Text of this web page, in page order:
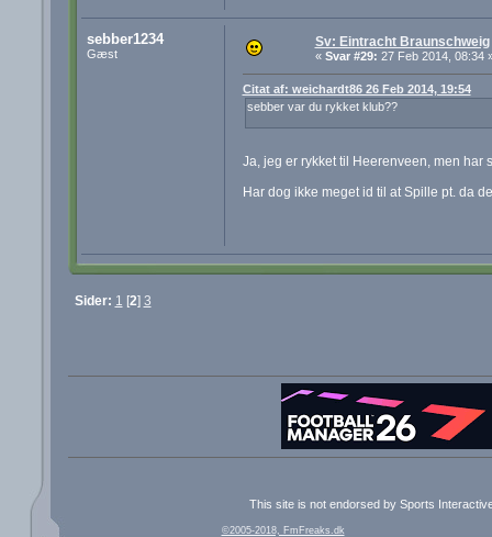
sebber1234
Gæst
Sv: Eintracht Braunschweig
« Svar #29: 27 Feb 2014, 08:34
Citat af: weichardt86 26 Feb 2014, 19:54
sebber var du rykket klub??
Ja, jeg er rykket til Heerenveen, men
Har dog ikke meget id til at Spille pt. da
Sider: 1 [2] 3
This site is not endorsed by Sports
©2005-2018, FmFreaks.dk